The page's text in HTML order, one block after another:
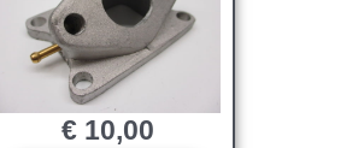
€10,00